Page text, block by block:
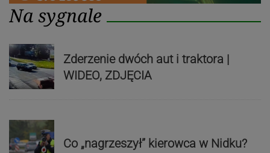
Na sygnale
Zderzenie dwóch aut i traktora |
WIDEO, ZDJĘCIA
Co „nagrzeszył” kierowca w Nidku?